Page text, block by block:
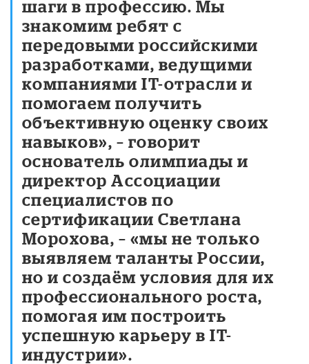
шаги в профессию. Мы
знакомим ребят с
передовыми российскими
разработками, ведущими
компаниями IT-отрасли и
помогаем получить
объективную оценку своих
навыков», – говорит
основатель олимпиады и
директор Ассоциации
специалистов по
сертификации Светлана
Морохова, – «мы не только
выявляем таланты России,
но и создаём условия для их
профессионального роста,
помогая им построить
успешную карьеру в IT-
индустрии».